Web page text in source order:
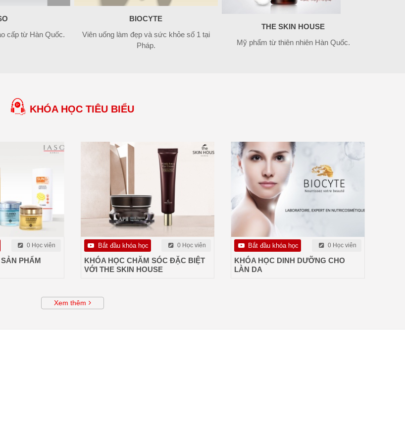
cấp từ Hàn Quốc.
BIOCYTE
Viên uống làm đẹp và sức khỏe số 1 tại
Pháp.
THE SKIN HOUSE
Mỹ phẩm từ thiên nhiên Hàn Quốc.
KHÓA HỌC TIÊU BIỂU
0 Học viên
PHẨM
Bắt đầu khóa học 0 Học viên
KHÓA HỌC CHĂM SÓC ĐẶC BIỆT
VỚI THE SKIN HOUSE
Bắt đầu khóa học 0 Học viên
KHÓA HỌC DINH DƯỠNG CHO
LÀN DA
Xem thêm